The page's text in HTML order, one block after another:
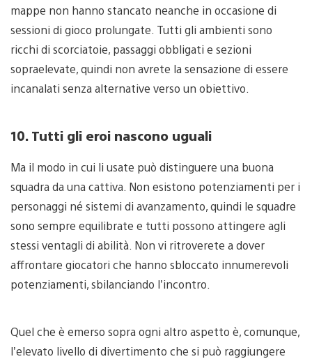
mappe non hanno stancato neanche in occasione di
sessioni di gioco prolungate. Tutti gli ambienti sono
ricchi di scorciatoie, passaggi obbligati e sezioni
sopraelevate, quindi non avrete la sensazione di essere
incanalati senza alternative verso un obiettivo.
10. Tutti gli eroi nascono uguali
Ma il modo in cui li usate può distinguere una buona
squadra da una cattiva. Non esistono potenziamenti per i
personaggi né sistemi di avanzamento, quindi le squadre
sono sempre equilibrate e tutti possono attingere agli
stessi ventagli di abilità. Non vi ritroverete a dover
affrontare giocatori che hanno sbloccato innumerevoli
potenziamenti, sbilanciando l’incontro.
Quel che è emerso sopra ogni altro aspetto è, comunque,
l’elevato livello di divertimento che si può raggiungere